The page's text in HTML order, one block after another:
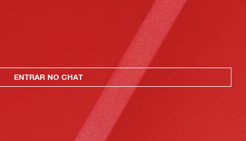
ENTRAR NO CHAT